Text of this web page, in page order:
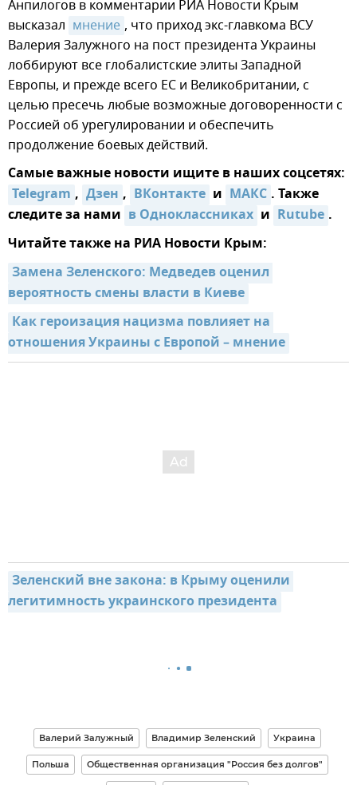
Анпилогов в комментарии РИА Новости Крым
высказал мнение , что приход экс-главкома ВСУ
Валерия Залужного на пост президента Украины
лоббируют все глобалистские элиты Западной
Европы, и прежде всего ЕС и Великобритании, с
целью пресечь любые возможные договоренности с
Россией об урегулировании и обеспечить
продолжение боевых действий.
Самые важные новости ищите в наших соцсетях:
Telegram , Дзен , ВКонтакте и МАКС . Также
следите за нами в Одноклассниках и Rutube .
Читайте также на РИА Новости Крым:
Замена Зеленского: Медведев оценил
вероятность смены власти в Киеве
Как героизация нацизма повлияет на
отношения Украины с Европой – мнение
Зеленский вне закона: в Крыму оценили
легитимность украинского президента
Валерий Залужный Владимир Зеленский Украина
Польша Общественная организация "Россия без долгов"